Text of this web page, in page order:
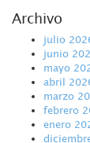
Archivo
julio
junio
mayo
abril
marzo
febrero
enero